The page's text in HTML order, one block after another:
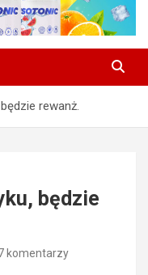
rewanż.
będzie
komentarzy